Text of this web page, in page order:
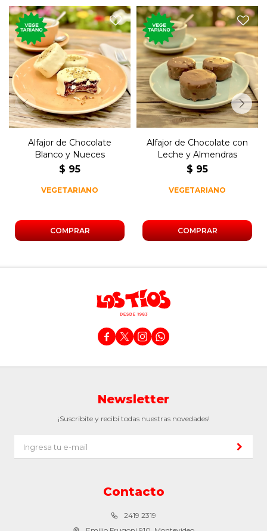
El tradicional postre dulce,
de chocolate blanco y
nueces, relleno de dulce de
leche.
Alfajor de Chocolate
Blanco y Nueces
$ 95
VEGETARIANO
El tradicional postre dulce,
de chocolate, relleno de dulce
de leche y almendras.
Alfajor de Chocolate con
Leche y Almendras
$ 95
VEGETARIANO
   
Contacto
2419 2319
Newsletter
¡Suscribite y recibí todas nuestras novedades!